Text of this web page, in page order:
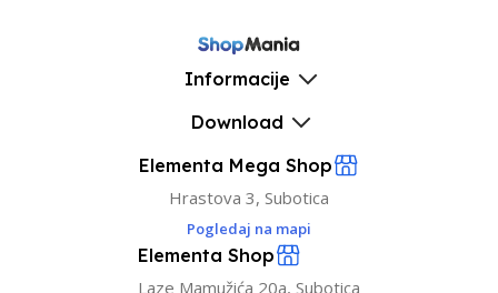
Informacije
Download
Elementa Mega Shop
Hrastova 3, Subotica
Pogledaj na mapi
Elementa Shop
Laze Mamužića 20a, Subotica